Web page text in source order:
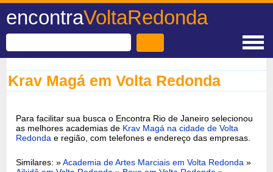
encontraVoltaRedonda
Krav Magá em Volta Redonda
Para facilitar sua busca o Encontra Rio de Janeiro selecionou
as melhores academias de Krav Magá na cidade de Volta
Redonda e região, com telefones e endereço das empresas.
Similares: »Academia de Artes Marciais em Volta Redonda »